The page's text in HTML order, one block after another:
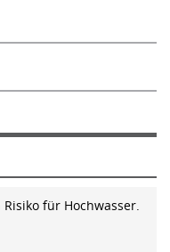
für Hochwasser.